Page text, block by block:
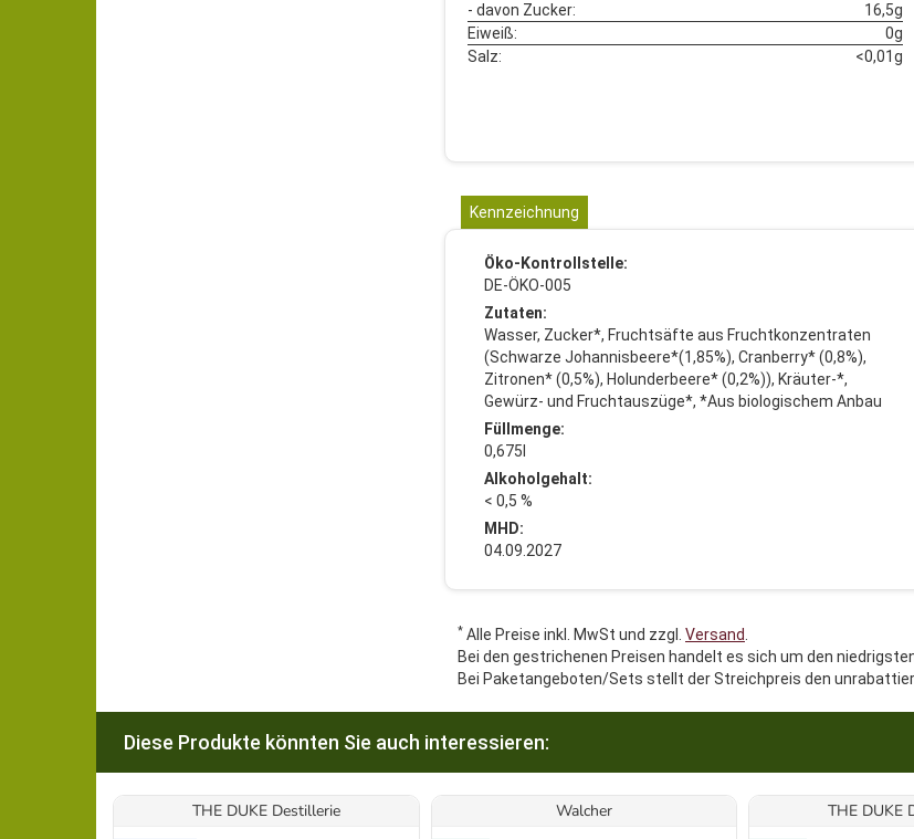
- davon Zucker:
16,5g
Eiweiß:
0g
Salz:
<0,01g
Kennzeichnung
Öko-Kontrollstelle:
DE-ÖKO-005
Zutaten:
Wasser, Zucker*, Fruchtsäfte aus Fruchtkonzentraten
(Schwarze Johannisbeere*(1,85%), Cranberry* (0,8%),
Zitronen* (0,5%), Holunderbeere* (0,2%)), Kräuter-*,
Gewürz- und Fruchtauszüge*, *Aus biologischem Anbau
Füllmenge:
0,675l
Alkoholgehalt:
< 0,5 %
MHD:
04.09.2027
* Alle Preise inkl. MwSt und zzgl. Versand
Bei den gestrichenen Preisen handelt es sich um den
Bei Paketangeboten/Sets stellt der Streichpreis den
Diese Produkte könnten Sie auch interessieren:
THE DUKE Destillerie Walcher THE DUKE